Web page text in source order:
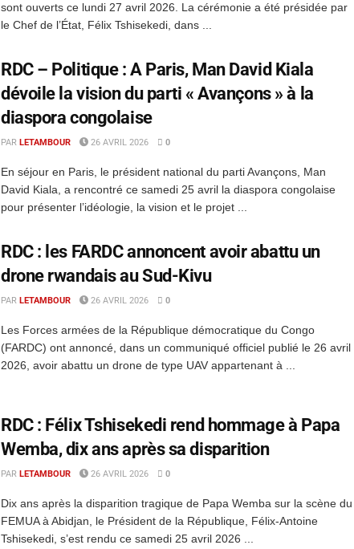
sont ouverts ce lundi 27 avril 2026. La cérémonie a été présidée par
le Chef de l’État, Félix Tshisekedi, dans ...
RDC – Politique : A Paris, Man David Kiala
dévoile la vision du parti « Avançons » à la
diaspora congolaise
PAR LETAMBOUR 26 AVRIL 2026 0
En séjour en Paris, le président national du parti Avançons, Man
David Kiala, a rencontré ce samedi 25 avril la diaspora congolaise
pour présenter l’idéologie, la vision et le projet ...
RDC : les FARDC annoncent avoir abattu un
drone rwandais au Sud-Kivu
PAR LETAMBOUR 26 AVRIL 2026 0
Les Forces armées de la République démocratique du Congo
(FARDC) ont annoncé, dans un communiqué officiel publié le 26 avril
2026, avoir abattu un drone de type UAV appartenant à ...
RDC : Félix Tshisekedi rend hommage à Papa
Wemba, dix ans après sa disparition
PAR LETAMBOUR 26 AVRIL 2026 0
Dix ans après la disparition tragique de Papa Wemba sur la scène du
FEMUA à Abidjan, le Président de la République, Félix-Antoine
Tshisekedi, s’est rendu ce samedi 25 avril 2026 ...